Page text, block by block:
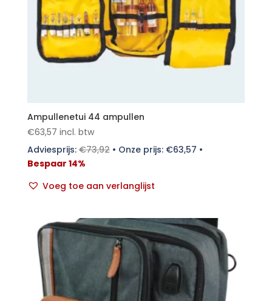
Ampullenetui 44 ampullen
€63,57 incl. btw
Adviesprijs:€73,92• Onze prijs: €63,57 •
Bespaar 14%
Voeg toe aan verlanglijst